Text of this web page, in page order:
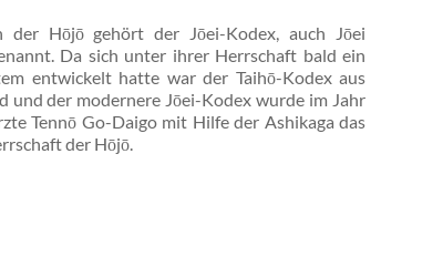
der Hōjō gehört der Jōei-Kodex, auch Jōei
Da sich unter ihrer Herrschaft bald ein
entwickelt hatte war der Taihō-Kodex aus
und der modernere Jōei-Kodex wurde im Jahr
Tennō Go-Daigo mit Hilfe der Ashikaga das
der Hōjō.